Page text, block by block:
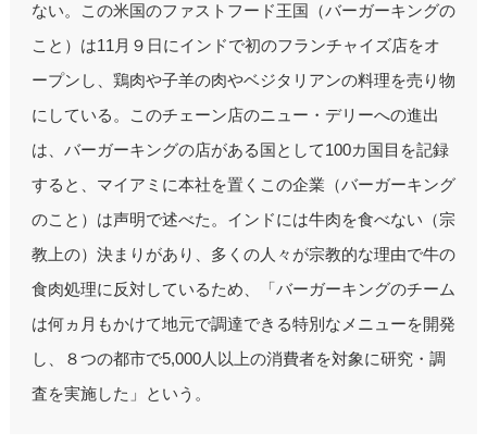
ない。この米国のファストフード王国（バーガーキングの
こと）は11月９日にインドで初のフランチャイズ店をオ
ープンし、鶏肉や子羊の肉やベジタリアンの料理を売り物
にしている。このチェーン店のニュー・デリーへの進出
は、バーガーキングの店がある国として100カ国目を記録
すると、マイアミに本社を置くこの企業（バーガーキング
のこと）は声明で述べた。インドには牛肉を食べない（宗
教上の）決まりがあり、多くの人々が宗教的な理由で牛の
食肉処理に反対しているため、「バーガーキングのチーム
は何ヵ月もかけて地元で調達できる特別なメニューを開発
し、８つの都市で5,000人以上の消費者を対象に研究・調
査を実施した」という。